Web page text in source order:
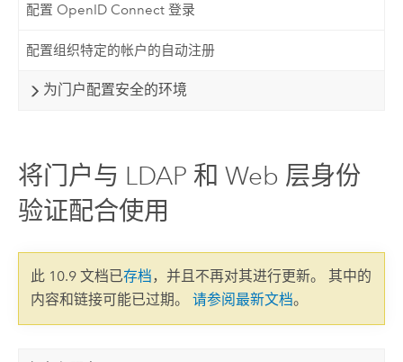
配置 OpenID Connect 登录
配置组织特定的帐户的自动注册
为门户配置安全的环境
将门户与 LDAP 和 Web 层身份
验证配合使用
此 10.9 文档已存档，并且不再对其进行更新。 其中的
内容和链接可能已过期。 请参阅最新文档。